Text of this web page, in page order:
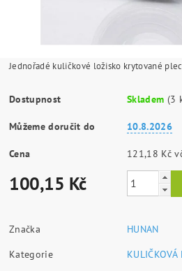
Jednořadé kuličkové ložisko krytované
Dostupnost Skladem (3
Můžeme doručit do 10.8.2026
Cena
100,15 Kč
Značka
HUNAN
Kategorie
KULIČKOVÁ